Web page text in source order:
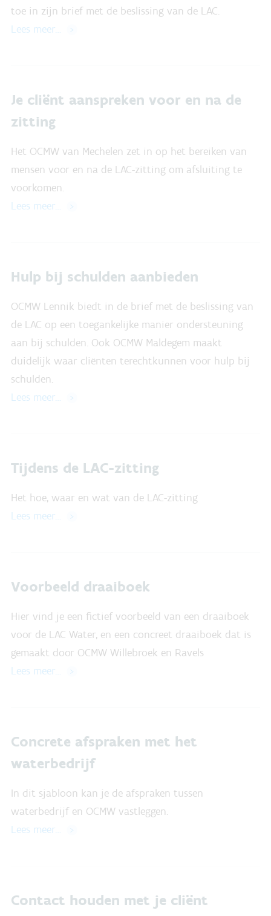
toe in zijn brief met de beslissing van de LAC.
Lees meer…
Je cliënt aanspreken voor en na de
zitting
Het OCMW van Mechelen zet in op het bereiken van
mensen voor en na de LAC-zitting om afsluiting te
voorkomen.
Lees meer…
Hulp bij schulden aanbieden
OCMW Lennik biedt in de brief met de beslissing van
de LAC op een toegankelijke manier ondersteuning
aan bij schulden. Ook OCMW Maldegem maakt
duidelijk waar cliënten terechtkunnen voor hulp bij
schulden.
Lees meer…
Tijdens de LAC-zitting
Het hoe, waar en wat van de LAC-zitting
Lees meer…
Voorbeeld draaiboek
Hier vind je een fictief voorbeeld van een draaiboek
voor de LAC Water, en een concreet draaiboek dat is
gemaakt door OCMW Willebroek en Ravels
Lees meer…
Concrete afspraken met het
waterbedrijf
In dit sjabloon kan je de afspraken tussen
waterbedrijf en OCMW vastleggen.
Lees meer…
Contact houden met je cliënt